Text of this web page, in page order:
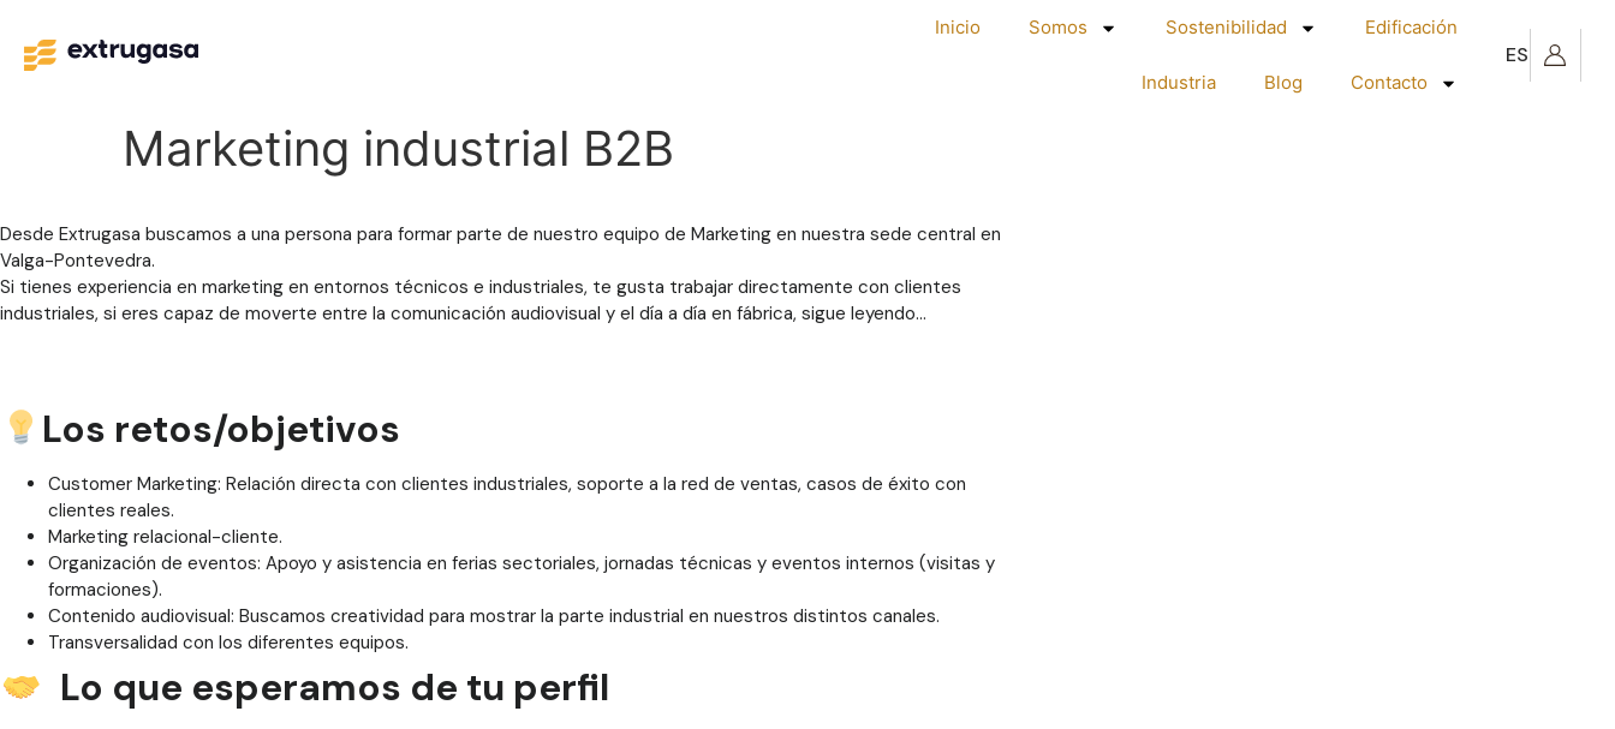
Inicio Somos Sostenibilidad Edificación
Industria Blog Contacto
ES
Marketing industrial B2B
Desde Extrugasa buscamos a una persona para formar parte de nuestro equipo de Marketing en nuestra sede central en
Valga-Pontevedra.
Si tienes experiencia en marketing en entornos técnicos e industriales, te gusta trabajar directamente con clientes
industriales, si eres capaz de moverte entre la comunicación audiovisual y el día a día en fábrica, sigue leyendo…
Los retos/objetivos
Customer Marketing: Relación directa con clientes industriales, soporte a la red de ventas, casos de éxito con
clientes reales.
Marketing relacional-cliente.
Organización de eventos: Apoyo y asistencia en ferias sectoriales, jornadas técnicas y eventos internos (visitas y
formaciones).
Contenido audiovisual: Buscamos creatividad para mostrar la parte industrial en nuestros distintos canales.
Transversalidad con los diferentes equipos.
Lo que esperamos de tu perfil